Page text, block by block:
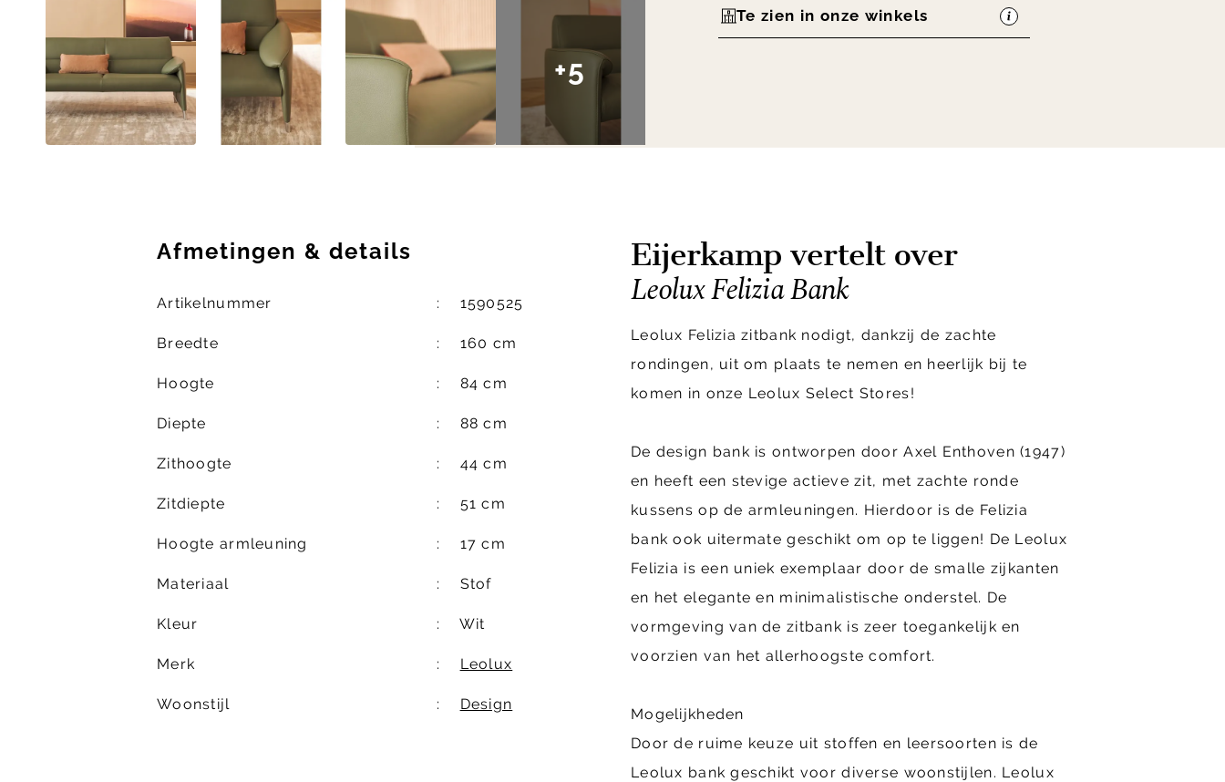
+5
Te zien in onze winkels
Afmetingen & details
Artikelnummer 1590525
Breedte 160 cm
Hoogte 84 cm
Diepte 88 cm
Zithoogte 44 cm
Zitdiepte 51 cm
Hoogte armleuning 17 cm
Materiaal Stof
Kleur Wit
Merk Leolux
Woonstijl Design
Eijerkamp vertelt over
Leolux Felizia Bank
Leolux Felizia zitbank nodigt, dankzij de zachte
rondingen, uit om plaats te nemen en heerlijk bij te
komen in onze Leolux Select Stores!
De design bank is ontworpen door Axel Enthoven (1947)
en heeft een stevige actieve zit, met zachte ronde
kussens op de armleuningen. Hierdoor is de Felizia
bank ook uitermate geschikt om op te liggen! De Leolux
Felizia is een uniek exemplaar door de smalle zijkanten
en het elegante en minimalistische onderstel. De
vormgeving van de zitbank is zeer toegankelijk en
voorzien van het allerhoogste comfort.
Mogelijkheden
Door de ruime keuze uit stoffen en leersoorten is de
Leolux bank geschikt voor diverse woonstijlen. Leolux